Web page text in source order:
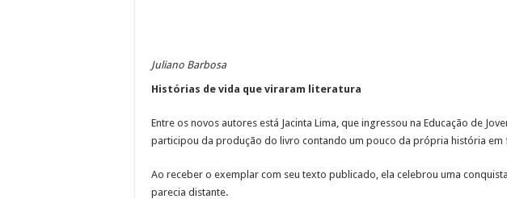
Juliano Barbosa
Histórias de vida que viraram literatura
Entre os novos autores está Jacinta Lima, que ingressou na Educação de
participou da produção do livro contando um pouco da própria história em
Ao receber o exemplar com seu texto publicado, ela celebrou uma
parecia distante.